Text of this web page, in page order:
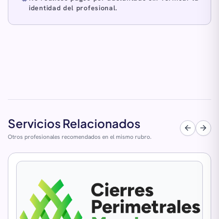
identidad del profesional.
Servicios Relacionados
Otros profesionales recomendados en el mismo rubro.
arrow_back arrow_forward